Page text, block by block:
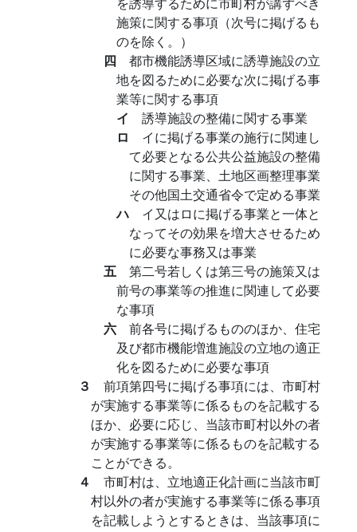
施策に関する事項（次号に掲げるも
のを除く。）
四 都市機能誘導区域に誘導施設の立
地を図るために必要な次に掲げる事
業等に関する事項
イ 誘導施設の整備に関する事業
ロ イに掲げる事業の施行に関連し
て必要となる公共公益施設の整備
に関する事業、土地区画整理事業
その他国土交通省令で定める事業
ハ イ又はロに掲げる事業と一体と
なってその効果を増大させるため
に必要な事務又は事業
五 第二号若しくは第三号の施策又は
前号の事業等の推進に関連して必要
な事項
六 前各号に掲げるもののほか、住宅
及び都市機能増進施設の立地の適正
化を図るために必要な事項
３ 前項第四号に掲げる事項には、市町村
が実施する事業等に係るものを記載する
ほか、必要に応じ、当該市町村以外の者
が実施する事業等に係るものを記載する
ことができる。
４ 市町村は、立地適正化計画に当該市町
村以外の者が実施する事業等に係る事項
を記載しようとするときは、当該事項に